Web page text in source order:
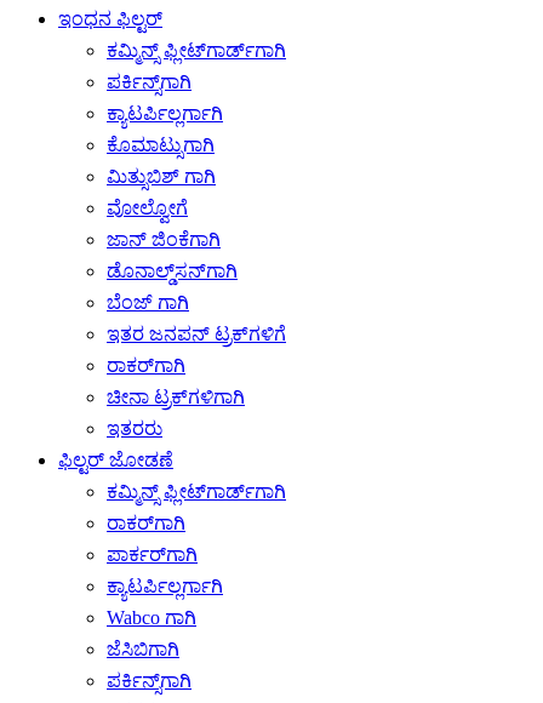
ಇಂಧನ ಫಿಲ್ಟರ್
ಕಮ್ಮಿನ್ಸ್ ಫ್ಲೀಟ್‌ಗಾರ್ಡ್‌ಗಾಗಿ
ಪರ್ಕಿನ್ಸ್‌ಗಾಗಿ
ಕ್ಯಾಟರ್ಪಿಲ್ಲರ್ಗಾಗಿ
ಕೊಮಾಟ್ಸುಗಾಗಿ
ಮಿತ್ಸುಬಿಶ್ ಗಾಗಿ
ವೋಲ್ವೋಗೆ
ಜಾನ್ ಜಿಂಕೆಗಾಗಿ
ಡೊನಾಲ್ಡ್‌ಸನ್‌ಗಾಗಿ
ಬೆಂಜ್ ಗಾಗಿ
ಇತರ ಜನಪನ್ ಟ್ರಕ್‌ಗಳಿಗೆ
ರಾಕರ್‌ಗಾಗಿ
ಚೀನಾ ಟ್ರಕ್‌ಗಳಿಗಾಗಿ
ಇತರರು
ಫಿಲ್ಟರ್ ಜೋಡಣೆ
ಕಮ್ಮಿನ್ಸ್ ಫ್ಲೀಟ್‌ಗಾರ್ಡ್‌ಗಾಗಿ
ರಾಕರ್‌ಗಾಗಿ
ಪಾರ್ಕರ್‌ಗಾಗಿ
ಕ್ಯಾಟರ್ಪಿಲ್ಲರ್ಗಾಗಿ
Wabco ಗಾಗಿ
ಜೆಸಿಬಿಗಾಗಿ
ಪರ್ಕಿನ್ಸ್‌ಗಾಗಿ